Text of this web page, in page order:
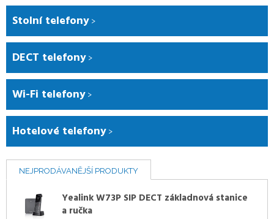
Stolní telefony
DECT telefony
Wi-Fi telefony
Hotelové telefony
NEJPRODÁVANĚJŠÍ PRODUKTY
Yealink W73P SIP DECT základnová stanice
a ručka